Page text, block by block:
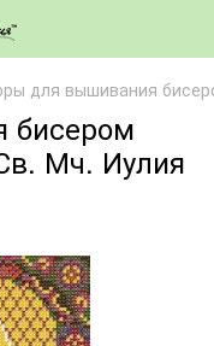
для вышивания
бисером
Мч. Иулия